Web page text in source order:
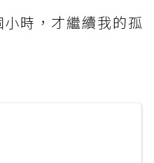
時，才繼續我的孤